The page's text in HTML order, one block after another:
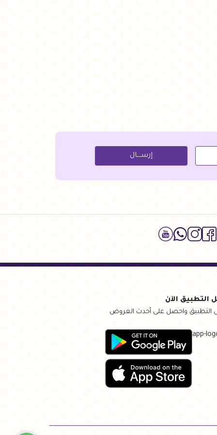
جنيه 75.00
أضف للسلة
جنيه 72.00
أضف للسلة
إرســــال
التطبيق الآن
التطبيق واحصل على أحدث العروض